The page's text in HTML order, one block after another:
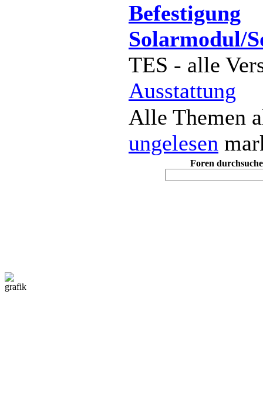
Befestigung
Solarmodul/
TES - alle
Ausstattung
Alle Themen
ungelesen
Foren